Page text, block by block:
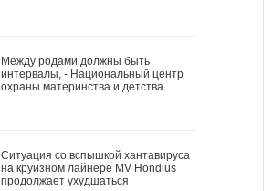
Между родами должны быть
интервалы, - Национальный центр
охраны материнства и детства
Ситуация со вспышкой хантавируса
на круизном лайнере MV Hondius
продолжает ухудшаться